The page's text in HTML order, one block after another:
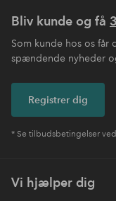
Bliv kunde og få
Som kunde hos os
spændende nyheder
Registrer dig
* Se tilbudsbetingelser
Vi hjælper dig